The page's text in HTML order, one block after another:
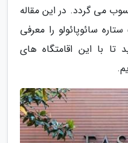
می گردد. در این مقاله
قصد داریم برترین هتل های 5 ستاره سائوپائولو را معرفی
تا با این اقامتگاه های